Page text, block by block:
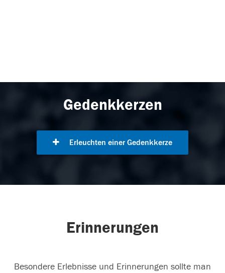
Gedenkkerzen
Erleuchten einer Gedenkkerze
Erinnerungen
Besondere Erlebnisse und Erinnerungen sollte man